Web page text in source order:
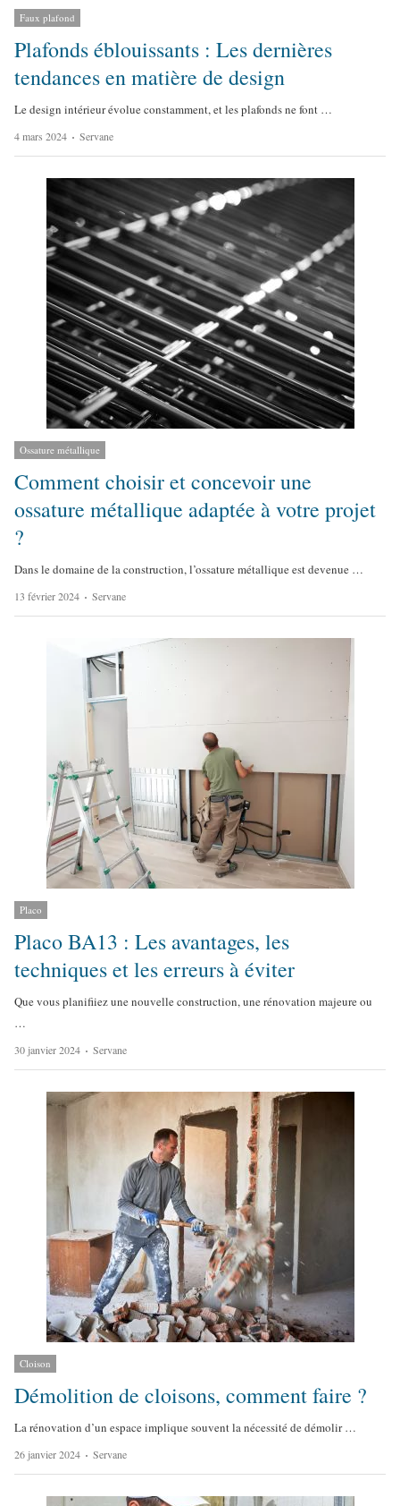
Faux plafond
Plafonds éblouissants : Les dernières
tendances en matière de design
Le design intérieur évolue constamment, et les plafonds ne font …
4 mars 2024
A
u
h
o
r
Servane
Ossature métallique
Comment choisir et concevoir une
ossature métallique adaptée à votre projet
?
Dans le domaine de la construction, l’ossature métallique est devenue …
13 février 2024
A
u
o
Servane
Placo
Placo BA13 : Les avantages, les
techniques et les erreurs à éviter
Que vous planifiiez une nouvelle construction, une rénovation majeure ou
…
30 janvier 2024
A
u
Servane
Cloison
Démolition de cloisons, comment faire ?
La rénovation d’un espace implique souvent la nécessité de démolir …
26 janvier 2024
A
u
Servane